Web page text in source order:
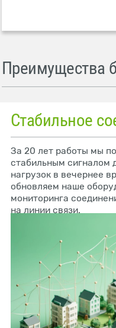
Преимущества
Стабильное
За 20 лет работы мы
стабильным сигналом
нагрузок в вечернее
обновляем наше
мониторинга
на линии связи.